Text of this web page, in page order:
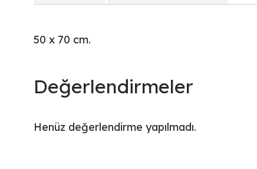
50 x 70 cm.
Değerlendirmeler
Henüz değerlendirme yapılmadı.